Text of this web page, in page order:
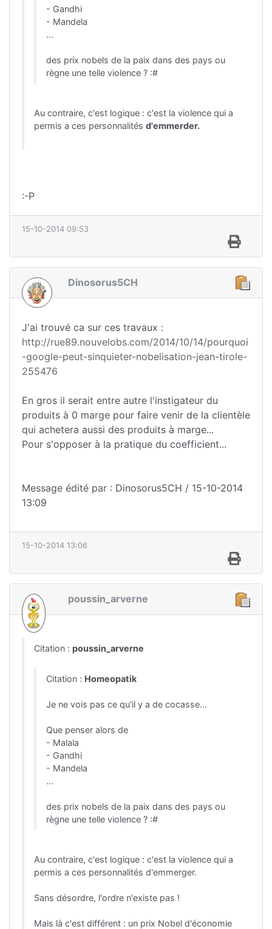
- Gandhi
- Mandela
...
des prix nobels de la paix dans des pays ou
règne une telle violence ? :#
Au contraire, c'est logique : c'est la violence qui a
permis a ces personnalités d'emmerder.
:-P
15-10-2014 09:53
Dinosorus5CH
J'ai trouvé ca sur ces travaux :
http://rue89.nouvelobs.com/2014/10/14/pourquoi
-google-peut-sinquieter-nobelisation-jean-tirole-
255476
En gros il serait entre autre l'instigateur du
produits à 0 marge pour faire venir de la clientèle
qui achetera aussi des produits à marge...
Pour s'opposer à la pratique du coefficient...
Message édité par : Dinosorus5CH / 15-10-2014
13:09
15-10-2014 13:06
poussin_arverne
Citation : poussin_arverne
Citation : Homeopatik
Je ne vois pas ce qu'il y a de cocasse...
Que penser alors de
- Malala
- Gandhi
- Mandela
...
des prix nobels de la paix dans des pays ou
règne une telle violence ? :#
Au contraire, c'est logique : c'est la violence qui a
permis a ces personnalités d'emmerger.
Sans désordre, l'ordre n'existe pas !
Mais là c'est différent : un prix Nobel d'économie